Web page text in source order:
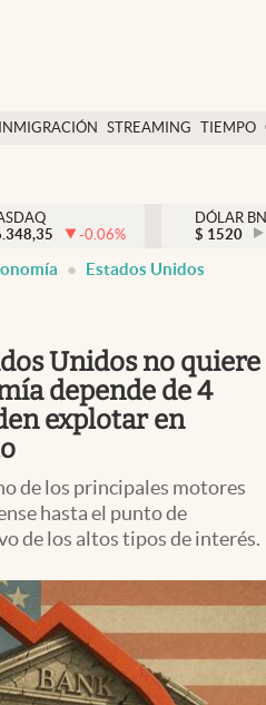
INMIGRACIÓN STREAMING TIEMPO
México
USA
-0.06%
DÓLAR
$ 1520
Estados Unidos
Unidos no quiere
depende de 4
explotar en
de los principales motores
hasta el punto de
de los altos tipos de interés.